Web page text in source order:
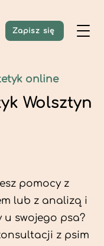
Zapisz się
online
Wolsztyn
pomocy z
lub z analizą i
u swojego psa?
z psim